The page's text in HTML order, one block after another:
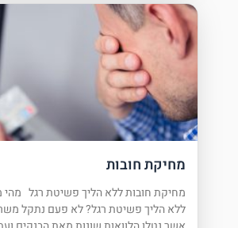
מחיקת חובות
מחיקת חובות ללא הליך פשיטת רגל מהי
ללא הליך פשיטת רגל? לא פעם נתקל